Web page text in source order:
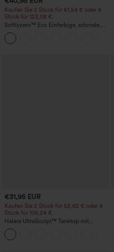
Kaufen Sie 2 Stück für 61,54 € oder 4
Stück für 123,08 €.
Softlyzero™ Eco Einfarbige, schmale,
hoch taillierte Wanderhose mit
mehreren Taschen
€31,95 EUR
Kaufen Sie 2 Stück für 52,62 € oder 4
Stück für 105,24 €.
Halara UltraSculpt™ Tanktop mit
Rundhalsausschnitt und
geschwungenem Saum